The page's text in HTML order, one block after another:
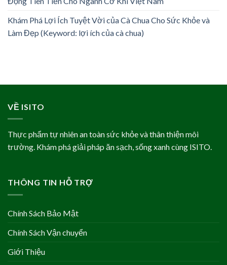
Khám Phá Lợi Ích Tuyệt Vời của Cà Chua Cho Sức Khỏe và
Làm Đẹp (Keyword: lợi ích của cà chua)
VỀ ISITO
Thực phẩm tự nhiên an toàn sức khỏe và thân thiện môi
trường. Khám phá giải pháp ăn sạch, sống xanh cùng ISITO.
THÔNG TIN HỖ TRỢ
Chính Sách Bảo Mật
Chính Sách Vận chuyển
Giới Thiệu